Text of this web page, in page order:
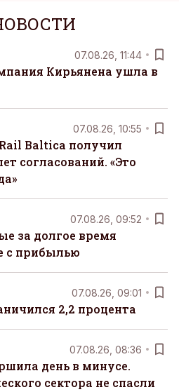
07.08.26, 11:44
Кирьянена ушла в
07.08.26, 10:55
Baltica получил
согласований. «Это
07.08.26, 09:52
за долгое время
с прибылью
07.08.26, 09:01
2,2 процента
07.08.26, 08:36
день в минусе.
сектора не спасли